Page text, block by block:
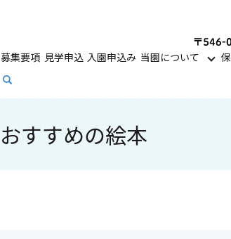
募集要項 見学申込 入園申込み 当園について
おすすめの絵本